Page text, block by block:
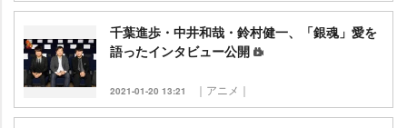
千葉進歩・中井和哉・鈴村健一、「銀魂」愛を
語ったインタビュー公開
2021-01-20 13:21 ｜アニメ｜